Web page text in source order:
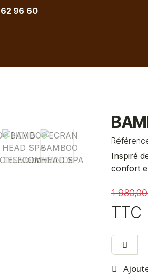
96 60
Inspiré
confort
1 980,00
TTC